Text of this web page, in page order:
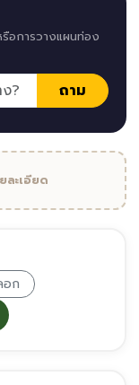
อการวางแผนท่อง
ถาม
ะเอียด
ก